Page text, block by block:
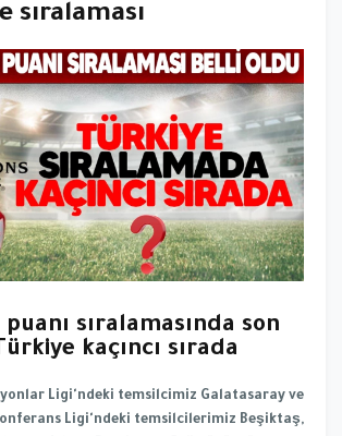
sıralaması
puanı sıralamasında son
kaçıncı sırada?
Ligi'ndeki temsilcimiz Galatasaray ve
Ligi'ndeki temsilcilerimiz Beşiktaş,